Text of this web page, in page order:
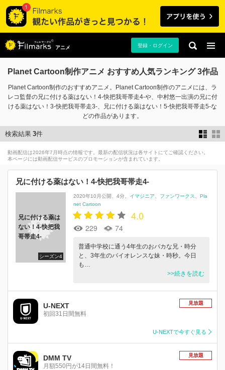
アニメ 登録・ログイン
Planet Cartoon制作アニメ おすすめ人気ランキング 3作品
Planet Cartoon制作のおすすめアニメ。Planet Cartoon制作のアニメには、ラ
レコ監督の兄に付ける薬はない！4-快把我哥帯走4-や、中村悠一出演の兄に付
ける薬はない！3-快把我哥帯走3-、兄に付ける薬はない！5-快把我哥帯走5-な
どの作品があります。
検索結果 3件
動画配信は2026年7月時点の情報です。最新の配信状況は各サイトにてご確認ください。
本ページには動画配信サービスのプロモーションが含まれています。
兄に付ける薬はない！4-快把我哥帯走4-
シーズン4
兄に付ける薬は
ない！4-快把我
哥帯走4-
2020年10月公開 4分 イマジニア ファンワークス
Pla
net Cartoon
4.0
229 74
普通中学校に通う4年生のおバカな兄・時分
と、3年生のバイオレンスな妹・時秒。今日
も…
>>続きを読む
U-NEXT
初回31日間無料
見放題
U-NEXTで今すぐ見る
DMM TV
月額550円が14日間無料！
見放題